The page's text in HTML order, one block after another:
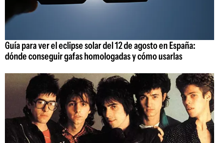
Guía para ver el eclipse solar del 12 de agosto en España:
dónde conseguir gafas homologadas y cómo usarlas